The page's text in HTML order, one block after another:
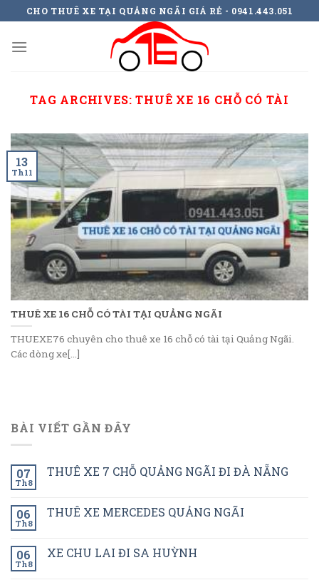
to
content
CHO THUÊ XE TẠI QUẢNG NGÃI GIÁ RẺ - 0941.443.051
TAG ARCHIVES:THUÊ XE 16 CHỖ CÓ TÀI
THUÊ XE 16 CHỖ CÓ TÀI TẠI QUẢNG NGÃI
THUEXE76 chuyên cho thuê xe 16 chỗ có tài tại Quảng Ngãi.
Các dòng xe[...]
13
Th11
BÀI VIẾT GẦN ĐÂY
07
Th8
THUÊ XE 7 CHỖ QUẢNG NGÃI ĐI ĐÀ NẴNG
06
Th8
THUÊ XE MERCEDES QUẢNG NGÃI
06
Th8
XE CHU LAI ĐI SA HUỲNH